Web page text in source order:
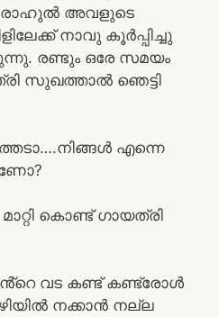
രാഹുൽ അവളുടെ
നാവു കൂർപ്പിച്ചു
രണ്ടും ഒരേ സമയം
സുഖത്താൽ ഞെട്ടി
എന്നെ
കൊണ്ട് ഗായത്രി
വട കണ്ട് കണ്ട്രോൾ
നക്കാൻ നല്ല